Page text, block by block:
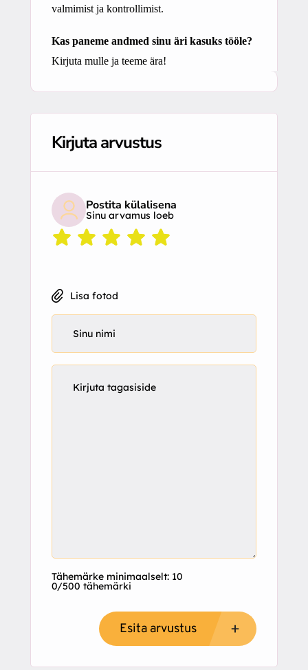
valmimist ja kontrollimist.
Kas paneme andmed sinu äri kasuks tööle?
Kirjuta mulle ja teeme ära!
Kirjuta arvustus
Postita külalisena
Sinu arvamus loeb
Lisa fotod
Tähemärke minimaalselt: 10
0/500 tähemärki
Esita arvustus